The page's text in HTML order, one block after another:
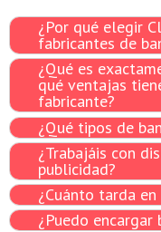
¿Por qué elegir
fabricantes de
¿Qué es
qué ventajas
fabricante?
¿Qué tipos de
¿Trabajáis con
publicidad?
¿Cuánto tarda
¿Puedo